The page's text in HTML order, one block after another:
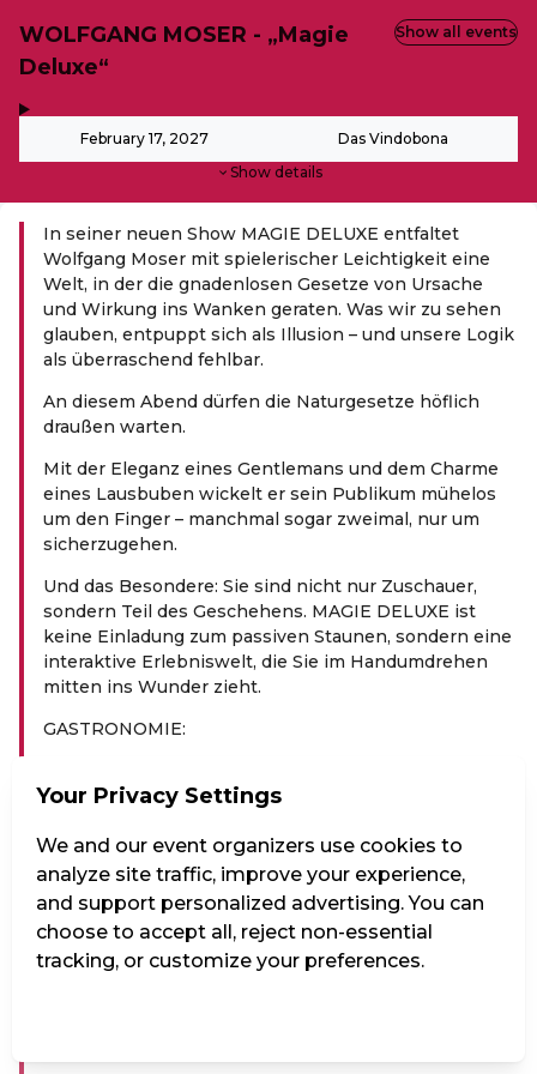
WOLFGANG MOSER - „Magie
Deluxe“
February 17, 2027 Das Vindobona
Show details
Show all events
In seiner neuen Show MAGIE DELUXE entfaltet
Wolfgang Moser mit spielerischer Leichtigkeit eine
Welt, in der die gnadenlosen Gesetze von Ursache
und Wirkung ins Wanken geraten. Was wir zu sehen
glauben, entpuppt sich als Illusion – und unsere Logik
als überraschend fehlbar.
An diesem Abend dürfen die Naturgesetze höflich
draußen warten.
Mit der Eleganz eines Gentlemans und dem Charme
eines Lausbuben wickelt er sein Publikum mühelos
um den Finger – manchmal sogar zweimal, nur um
sicherzugehen.
Und das Besondere: Sie sind nicht nur Zuschauer,
sondern Teil des Geschehens. MAGIE DELUXE ist
keine Einladung zum passiven Staunen, sondern eine
interaktive Erlebniswelt, die Sie im Handumdrehen
mitten ins Wunder zieht.
GASTRONOMIE:
Möglichkeit sich auch kulinarisch verwöhnen zu
Pause aus unserem umfassenden Getränke- und
Speiseangebot. Essensbestellungen vor der
Veranstaltung müssen 30 Minuten vor Beginn
abgegeben werden um noch vor Beginn serviert zu
werden, danach werden sie erst in der Pause serviert.
Your Privacy Settings
We and our event organizers use cookies to
analyze site traffic, improve your experience,
and support personalized advertising. You can
choose to accept all, reject non-essential
tracking, or customize your preferences.